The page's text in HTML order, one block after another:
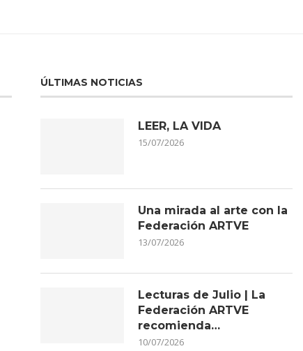
ÚLTIMAS NOTICIAS
LEER, LA VIDA
15/07/2026
Una mirada al arte con la
Federación ARTVE
13/07/2026
Lecturas de Julio | La
Federación ARTVE
recomienda…
10/07/2026